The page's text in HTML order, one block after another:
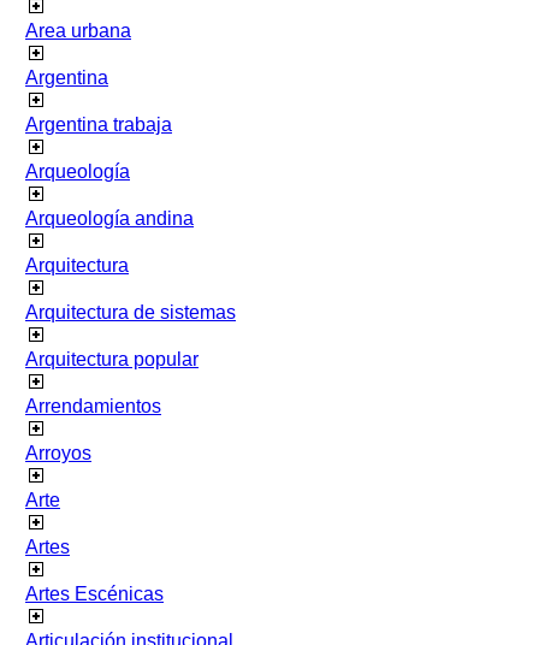
Area urbana
Argentina
Argentina trabaja
Arqueología
Arqueología andina
Arquitectura
Arquitectura de sistemas
Arquitectura popular
Arrendamientos
Arroyos
Arte
Artes
Artes Escénicas
Articulación institucional